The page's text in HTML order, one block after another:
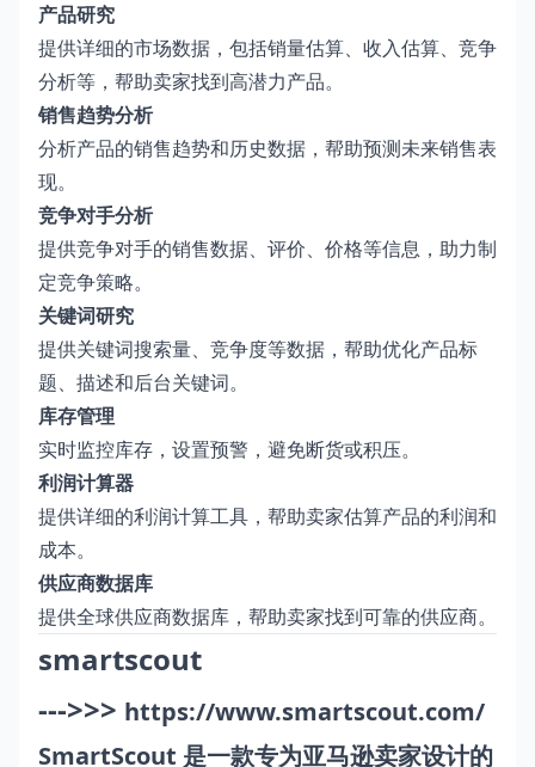
产品研究
提供详细的市场数据，包括销量估算、收入估算、竞争
分析等，帮助卖家找到高潜力产品。
销售趋势分析
分析产品的销售趋势和历史数据，帮助预测未来销售表
现。
竞争对手分析
提供竞争对手的销售数据、评价、价格等信息，助力制
定竞争策略。
关键词研究
提供关键词搜索量、竞争度等数据，帮助优化产品标
题、描述和后台关键词。
库存管理
实时监控库存，设置预警，避免断货或积压。
利润计算器
提供详细的利润计算工具，帮助卖家估算产品的利润和
成本。
供应商数据库
提供全球供应商数据库，帮助卖家找到可靠的供应商。
smartscout
--->>> https://www.smartscout.com/
SmartScout 是一款专为亚马逊卖家设计的